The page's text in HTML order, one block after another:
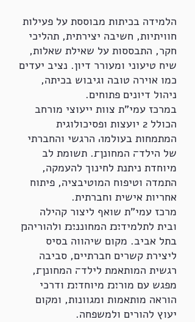
הלמידה בכיתות מבוססת על פעילות
חוויתיות, חשיבה יצירתית, תהליכי
חקר, התבססות על שאילת שאלות,
שיח טיעוני ומעורר דיון. נציב יעדים
כמו אוירה טובה וגיבוש בכיתה,
ניהול דיונים פתוחים.
במרכז עמי"ת צוות ייעוצי מורחב
הכולל 2 יועצות ופסיכולוגית
המתמחות בעולמ׎ הרגשי והחברתי
של הילד׌ המחונן׍. תשומת לב
מיוחדת ניתנת לחינוך להעמקה,
התמדה וטיפוח המוטיבציה, פיתוח
אחריות אישית וחברתית.
מרכז עמי"ת שואף ליצור קהילה
ובית לתלמיד׊׉ המחוננ׊׉ ולהוריה׋
בתל אביב. מקום שיהווה בסיס
ליצירת קשרים חברתיים, סביבה
רגשית המותאמת לילד׌ המחונן׍,
מפגש עם מור׊׉ מיוחד׊׉ ודרכי
הוראה מותאמות ומגוונות, ומקום
יעוץ להורים ולמשפחה.